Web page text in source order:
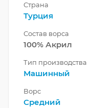
Страна
Турция
Состав ворса
100% Акрил
Тип производства
Машинный
Ворс
Средний